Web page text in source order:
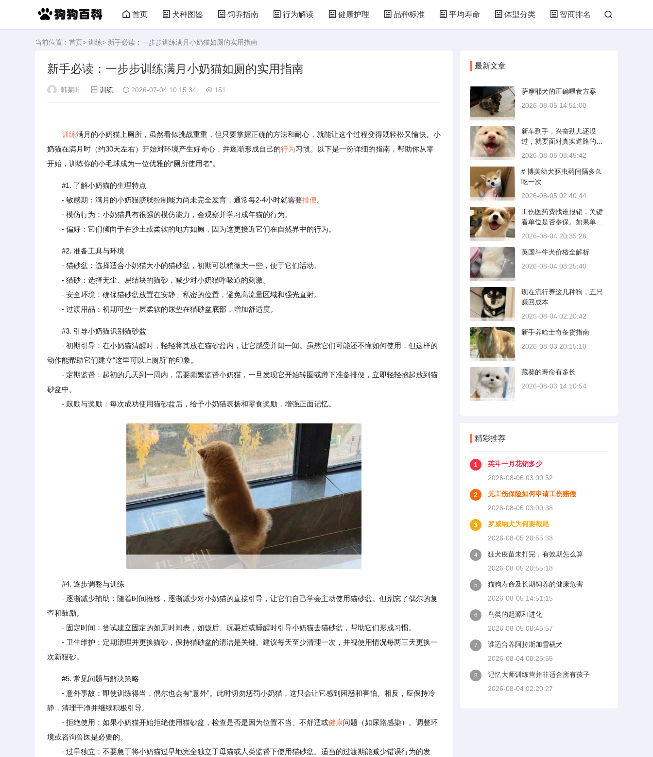
首页 犬种图鉴 饲养指南 行为解读 健康护理 品种标准 平均寿命 体型分类 智商排名
当前位置： 首页> 训练> 新手必读：一步步训练满月小奶猫如厕的实用指南
新手必读：一步步训练满月小奶猫如厕的实用指南
韩菊叶 训练 2026-07-04 10:15:34 151
训练满月的小奶猫上厕所，虽然看似挑战重重，但只要掌握正确的方法和耐心，就能让这个过程变得既轻松又愉快。小
奶猫在满月时（约30天左右）开始对环境产生好奇心，并逐渐形成自己的行为习惯。以下是一份详细的指南，帮助你从零
开始，训练你的小毛球成为一位优雅的“厕所使用者”。
#1. 了解小奶猫的生理特点
- 敏感期：满月的小奶猫膀胱控制能力尚未完全发育，通常每2-4小时就需要排便。
- 模仿行为：小奶猫具有很强的模仿能力，会观察并学习成年猫的行为。
- 偏好：它们倾向于在沙土或柔软的地方如厕，因为这更接近它们在自然界中的行为。
#2. 准备工具与环境
- 猫砂盆：选择适合小奶猫大小的猫砂盆，初期可以稍微大一些，便于它们活动。
- 猫砂：选择无尘、易结块的猫砂，减少对小奶猫呼吸道的刺激。
- 安全环境：确保猫砂盆放置在安静、私密的位置，避免高流量区域和强光直射。
- 过渡用品：初期可垫一层柔软的尿垫在猫砂盆底部，增加舒适度。
#3. 引导小奶猫识别猫砂盆
- 初期引导：在小奶猫清醒时，轻轻将其放在猫砂盆内，让它感受并闻一闻。虽然它们可能还不懂如何使用，但这样的
动作能帮助它们建立“这里可以上厕所”的印象。
- 定期监督：起初的几天到一周内，需要频繁监督小奶猫，一旦发现它开始转圈或蹲下准备排便，立即轻轻抱起放到猫
砂盆中。
- 鼓励与奖励：每次成功使用猫砂盆后，给予小奶猫表扬和零食奖励，增强正面记忆。
#4. 逐步调整与训练
- 逐渐减少辅助：随着时间推移，逐渐减少对小奶猫的直接引导，让它们自己学会主动使用猫砂盆。但别忘了偶尔的复
查和鼓励。
- 固定时间：尝试建立固定的如厕时间表，如饭后、玩耍后或睡醒时引导小奶猫去猫砂盆，帮助它们形成习惯。
- 卫生维护：定期清理并更换猫砂，保持猫砂盆的清洁是关键。建议每天至少清理一次，并视使用情况每两三天更换一
次新猫砂。
#5. 常见问题与解决策略
- 意外事故：即使训练得当，偶尔也会有“意外”。此时切勿惩罚小奶猫，这只会让它感到困惑和害怕。相反，应保持冷
静，清理干净并继续积极引导。
- 拒绝使用：如果小奶猫开始拒绝使用猫砂盆，检查是否是因为位置不当、不舒适或健康问题（如尿路感染）。调整环
境或咨询兽医是必要的。
- 过早独立：不要急于将小奶猫过早地完全独立于母猫或人类监督下使用猫砂盆。适当的过渡期能减少错误行为的发
最新文章
萨摩耶犬的正确喂食方案
2026-08-05 14:51:00
新车到手，兴奋劲儿还没
过，就要面对真实道路的考
验。新手开新车上路，最怕
况和路况的双重陌生。磨合
期内，发动机转速控制在200
0到3000转之间，时速尽量
机的保守，而是活塞和气缸
壁需要时间完成精细贴合。
多数车型说明书里都写了前1
着做的司机不到三成。
2026-08-05 08:45:42
# 博美幼犬驱虫药间隔多久
吃一次
2026-08-05 02:40:44
工伤医药费找谁报销，关键
看单位是否参保。如果单位
给你交了工伤保险，费用由
参保，那就由单位自己掏
钱。很多人受伤后一头雾
误治疗。这篇就把这事讲清
楚。
2026-08-04 20:35:26
英国斗牛犬价格全解析
2026-08-04 08:25:40
现在流行养这几种狗，五只
赚回成本
2026-08-04 02:20:42
新手养哈士奇备货指南
2026-08-03 20:15:10
藏獒的寿命有多长
2026-08-03 14:10:54
精彩推荐
1
英斗一月花销多少
2026-08-06 03:00:52
2
无工伤保险如何申请工伤赔偿
2026-08-06 03:00:38
3
罗威纳犬为何要截尾
2026-08-05 20:55:33
4
狂犬疫苗未打完，有效期怎么算
2026-08-05 20:55:18
5
猫狗寿命及长期饲养的健康危害
2026-08-05 14:51:15
6
鸟类的起源和进化
2026-08-05 08:45:57
7
谁适合养阿拉斯加雪橇犬
2026-08-04 08:25:55
8
记忆大师训练营并非适合所有孩子
2026-08-04 02:20:27